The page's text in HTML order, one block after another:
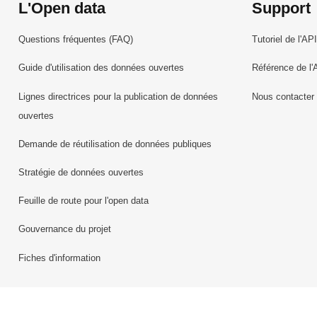
L'Open data
Questions fréquentes (FAQ)
Guide d'utilisation des données ouvertes
Lignes directrices pour la publication de données
ouvertes
Demande de réutilisation de données publiques
Stratégie de données ouvertes
Feuille de route pour l'open data
Gouvernance du projet
Fiches d'information
Support
Tutoriel de l'API
Référence de
Nous contacter